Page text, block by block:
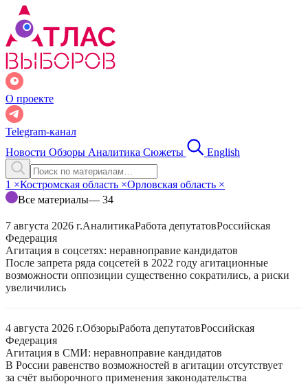
О проекте
Telegram-канал
Новости Обзоры Аналитика Сюжеты English
1 ×Костромская область ×Орловская область ×
Все материалы— 34
7 августа 2026 г.АналитикаРабота депутатовРоссийская
Федерация
Агитация в соцсетях: неравноправие кандидатов
После запрета ряда соцсетей в 2022 году агитационные
возможности оппозиции существенно сократились, а риски
увеличились
4 августа 2026 г.ОбзорыРабота депутатовРоссийская
Федерация
Агитация в СМИ: неравноправие кандидатов
В России равенство возможностей в агитации отсутствует
за счёт выборочного применения законодательства